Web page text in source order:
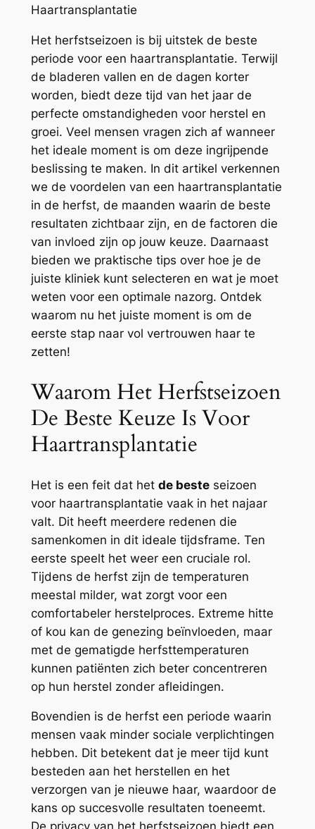
Haartransplantatie
Het herfstseizoen is bij uitstek de beste
periode voor een haartransplantatie. Terwijl
de bladeren vallen en de dagen korter
worden, biedt deze tijd van het jaar de
perfecte omstandigheden voor herstel en
groei. Veel mensen vragen zich af wanneer
het ideale moment is om deze ingrijpende
beslissing te maken. In dit artikel verkennen
we de voordelen van een haartransplantatie
in de herfst, de maanden waarin de beste
resultaten zichtbaar zijn, en de factoren die
van invloed zijn op jouw keuze. Daarnaast
bieden we praktische tips over hoe je de
juiste kliniek kunt selecteren en wat je moet
weten voor een optimale nazorg. Ontdek
waarom nu het juiste moment is om de
eerste stap naar vol vertrouwen haar te
zetten!
Waarom Het Herfstseizoen
De Beste Keuze Is Voor
Haartransplantatie
Het is een feit dat het de besteseizoen
voor haartransplantatie vaak in het najaar
valt. Dit heeft meerdere redenen die
samenkomen in dit ideale tijdsframe. Ten
eerste speelt het weer een cruciale rol.
Tijdens de herfst zijn de temperaturen
meestal milder, wat zorgt voor een
comfortabeler herstelproces. Extreme hitte
of kou kan de genezing beïnvloeden, maar
met de gematigde herfsttemperaturen
kunnen patiënten zich beter concentreren
op hun herstel zonder afleidingen.
Bovendien is de herfst een periode waarin
mensen vaak minder sociale verplichtingen
hebben. Dit betekent dat je meer tijd kunt
besteden aan het herstellen en het
verzorgen van je nieuwe haar, waardoor de
kans op succesvolle resultaten toeneemt.